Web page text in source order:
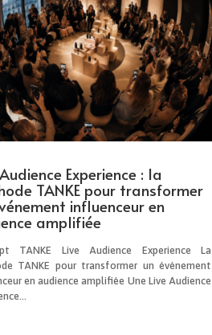
Experience : la
TANKE pour transformer
influenceur en
amplifiée
TANKE Live Audience Experience La
TANKE pour transformer un événement
en audience amplifiée Une Live Audience